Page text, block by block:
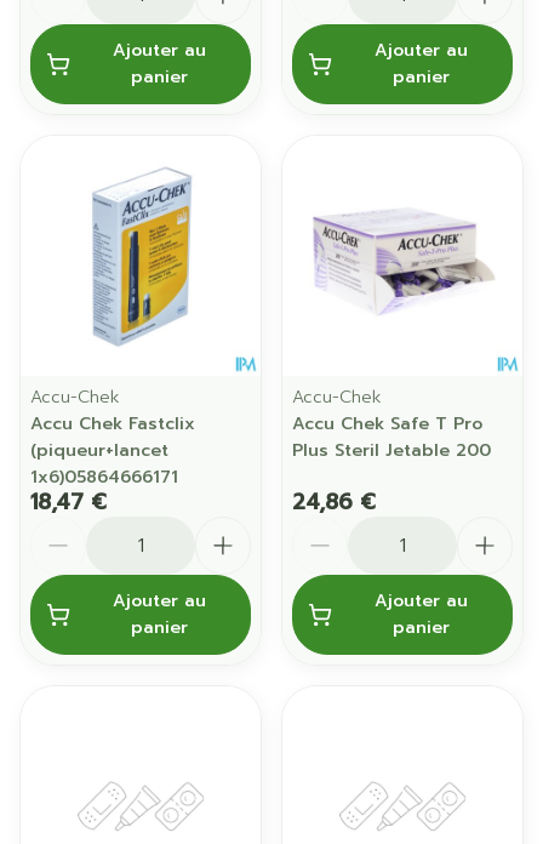
Ajouter au
panier
Ajouter au
panier
Accu-Chek
Accu Chek Fastclix
(piqueur+lancet
1x6)05864666171
18,47 €
Ajouter au
panier
Accu-Chek
Accu Chek Safe T Pro
Plus Steril Jetable 200
24,86 €
Ajouter au
panier